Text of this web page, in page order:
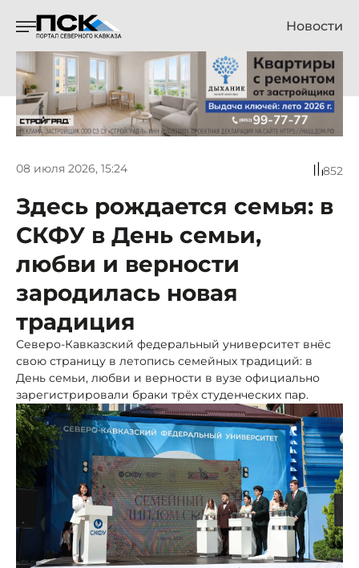
Новости
08 июля 2026, 15:24 852
Здесь рождается семья: в
СКФУ в День семьи,
любви и верности
зародилась новая
традиция
Северо‑Кавказский федеральный университет внёс
свою страницу в летопись семейных традиций: в
День семьи, любви и верности в вузе официально
зарегистрировали браки трёх студенческих пар.